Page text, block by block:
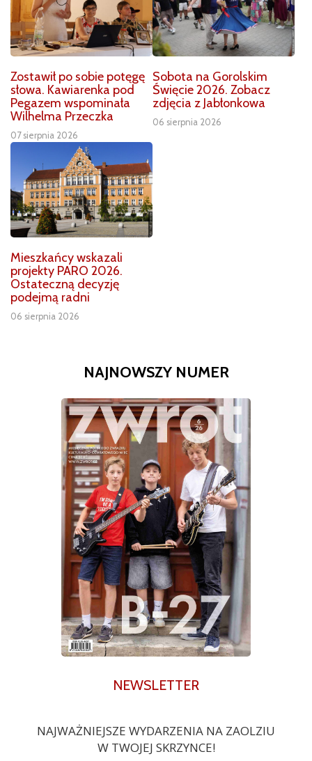
Zostawił po sobie potęgę
słowa. Kawiarenka pod
Pegazem wspominała
Wilhelma Przeczka
07 sierpnia 2026
Sobota na Gorolskim
Święcie 2026. Zobacz
zdjęcia z Jabłonkowa
06 sierpnia 2026
Mieszkańcy wskazali
projekty PARO 2026.
Ostateczną decyzję
podejmą radni
06 sierpnia 2026
NAJNOWSZY NUMER
NEWSLETTER
NAJWAŻNIEJSZE WYDARZENIA NA ZAOLZIU
W TWOJEJ SKRZYNCE!